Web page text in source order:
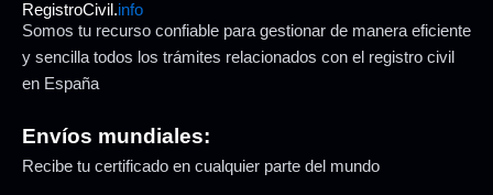
RegistroCivil.info
Somos tu recurso confiable para gestionar de manera eficiente
y sencilla todos los trámites relacionados con el registro civil
en España
Envíos mundiales:
Recibe tu certificado en cualquier parte del mundo